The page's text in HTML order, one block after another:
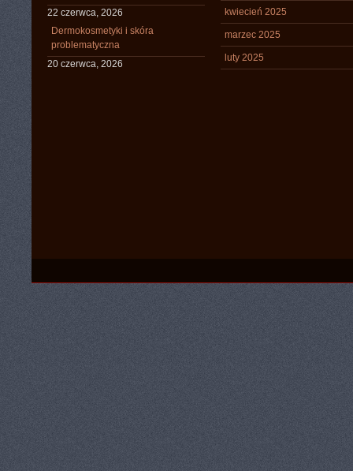
22 czerwca, 2026
Dermokosmetyki i skóra
problematyczna
20 czerwca, 2026
kwiecień 2025
marzec 2025
luty 2025